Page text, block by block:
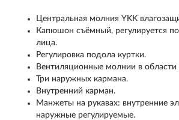
Центральная молния YKK
Капюшон съёмный, регулируется
лица.
Регулировка подола куртки.
Вентиляционные молнии в
Три наружных кармана.
Внутренний карман.
Манжеты на рукавах: внутренние
наружные регулируемые.